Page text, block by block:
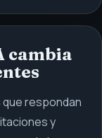
cambia
respondan
y